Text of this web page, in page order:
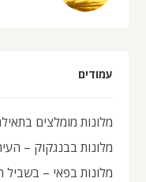
עמודים
מלונות מומלצים
מלונות בבנגקוק –
מלונות בפאי –